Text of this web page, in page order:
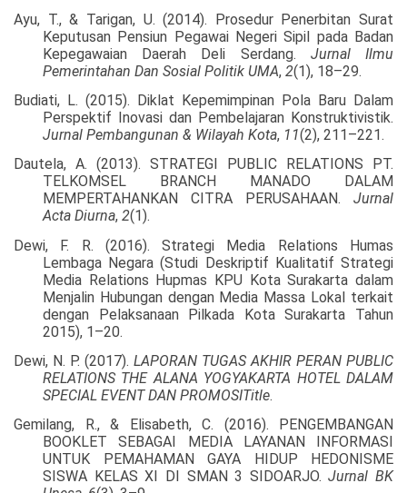
Ayu, T., & Tarigan, U. (2014). Prosedur Penerbitan Surat
Keputusan Pensiun Pegawai Negeri Sipil pada Badan
Kepegawaian Daerah Deli Serdang. Jurnal Ilmu
Pemerintahan Dan Sosial Politik UMA, 2(1), 18–29.
Budiati, L. (2015). Diklat Kepemimpinan Pola Baru Dalam
Perspektif Inovasi dan Pembelajaran Konstruktivistik.
Jurnal Pembangunan & Wilayah Kota, 11(2), 211–221.
Dautela, A. (2013). STRATEGI PUBLIC RELATIONS PT.
TELKOMSEL BRANCH MANADO DALAM
MEMPERTAHANKAN CITRA PERUSAHAAN. Jurnal
Acta Diurna, 2(1).
Dewi, F. R. (2016). Strategi Media Relations Humas
Lembaga Negara (Studi Deskriptif Kualitatif Strategi
Media Relations Hupmas KPU Kota Surakarta dalam
Menjalin Hubungan dengan Media Massa Lokal terkait
dengan Pelaksanaan Pilkada Kota Surakarta Tahun
2015), 1–20.
Dewi, N. P. (2017). LAPORAN TUGAS AKHIR PERAN PUBLIC
RELATIONS THE ALANA YOGYAKARTA HOTEL DALAM
SPECIAL EVENT DAN PROMOSITitle.
Gemilang, R., & Elisabeth, C. (2016). PENGEMBANGAN
BOOKLET SEBAGAI MEDIA LAYANAN INFORMASI
UNTUK PEMAHAMAN GAYA HIDUP HEDONISME
SISWA KELAS XI DI SMAN 3 SIDOARJO.Jurnal BK